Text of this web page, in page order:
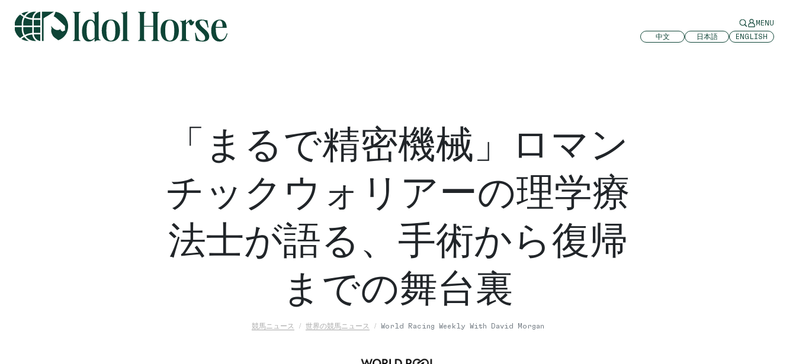
MENU
中文
日本語 ENGLISH
「まるで精密機械」ロマン
チックウォリアーの理学療
法士が語る、手術から復帰
までの舞台裏
競馬ニュース 世界の競馬ニュース World Racing Weekly With David Morgan